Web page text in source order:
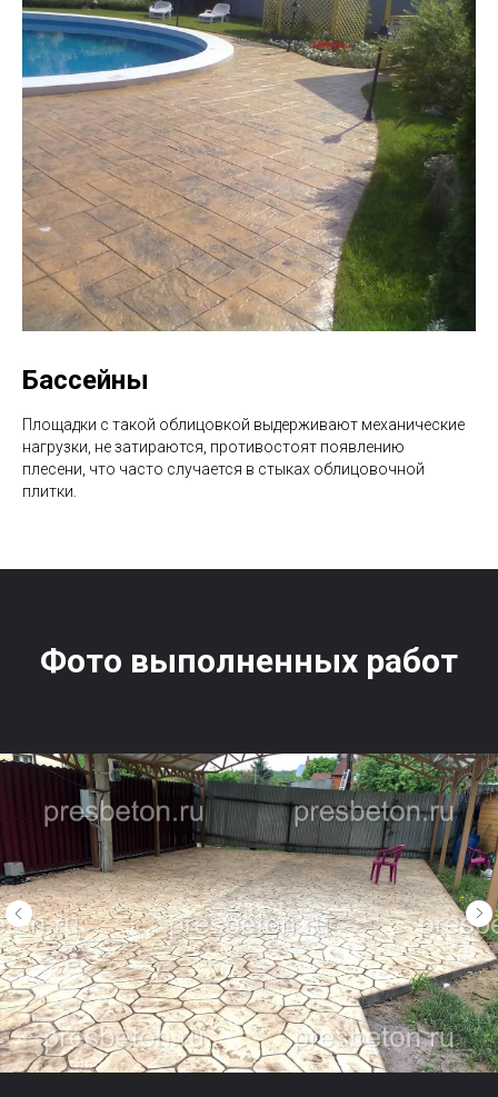
Бассейны
Площадки с такой облицовкой выдерживают механические
нагрузки, не затираются, противостоят появлению
плесени, что часто случается в стыках облицовочной
плитки.
Фото выполненных работ